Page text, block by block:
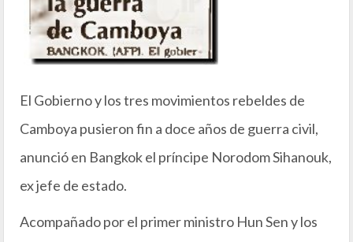
El Gobierno y los tres movimientos rebeldes de
Camboya pusieron fin a doce años de guerra civil,
anunció en Bangkok el príncipe Norodom Sihanouk,
ex jefe de estado.
Acompañado por el primer ministro Hun Sen y los